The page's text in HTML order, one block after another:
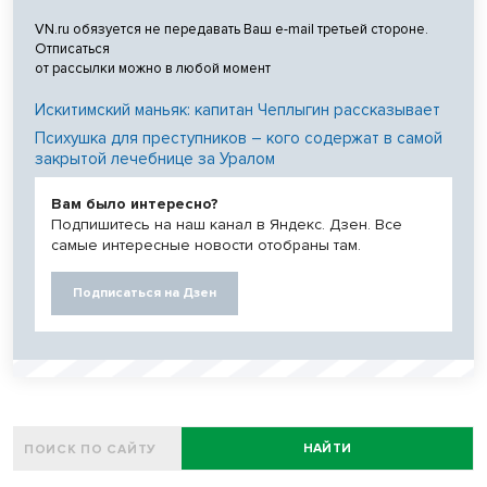
VN.ru обязуется не передавать Ваш e-mail третьей стороне.
Отписаться
от рассылки можно в любой момент
Искитимский маньяк: капитан Чеплыгин рассказывает
Психушка для преступников – кого содержат в самой
закрытой лечебнице за Уралом
Вам было интересно?
Подпишитесь на наш канал в Яндекс. Дзен. Все
самые интересные новости отобраны там.
Подписаться на Дзен
НАЙТИ